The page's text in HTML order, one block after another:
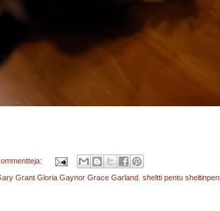
Grant Gloria Gaynor Grace Garland, sheltti pentu